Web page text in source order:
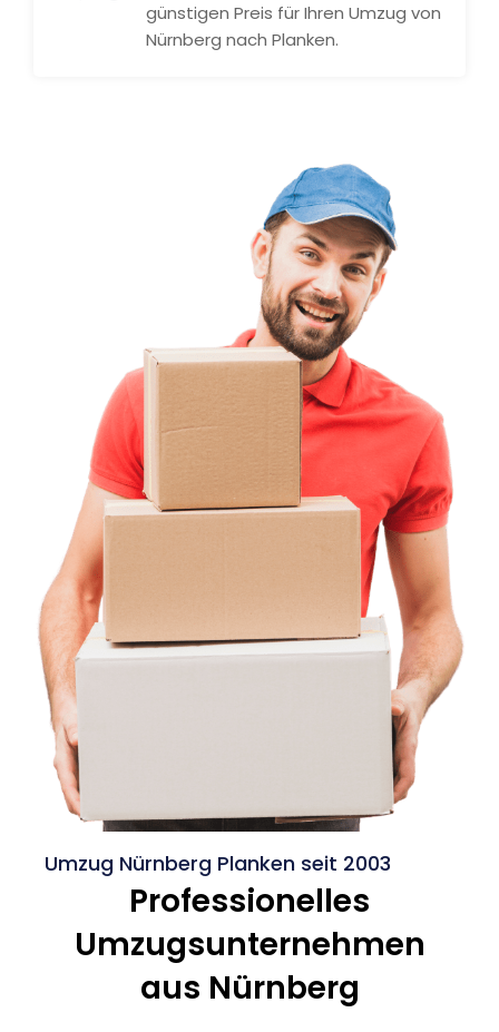
günstigen Preis für Ihren Umzug von
Nürnberg nach Planken.
Umzug Nürnberg Planken seit 2003
Professionelles
Umzugsunternehmen
aus Nürnberg